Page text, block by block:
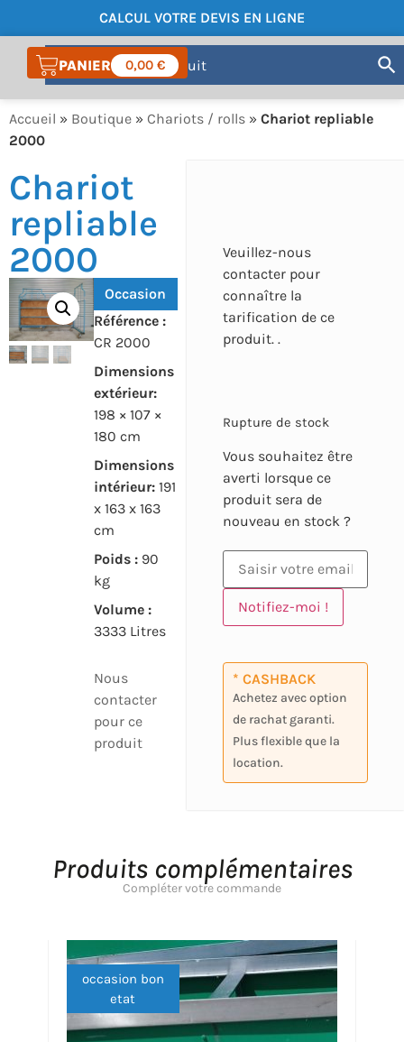
CALCUL VOTRE DEVIS EN LIGNE
COMPTE 0,00 €
Accueil » Boutique » Chariots / rolls » Chariot repliable
2000
Chariot
repliable
2000
Occasion
Référence :
CR 2000
Dimensions
extérieur:
198 × 107 ×
180 cm
Dimensions
intérieur:191
x 163 x 163
cm
Poids :90
kg
Volume :
3333 Litres
Nous
contacter
pour ce
produit
Veuillez-nous
contacter pour
connaître la
tarification de ce
produit. .
Rupture de stock
Vous souhaitez être
averti lorsque ce
produit sera de
nouveau en stock ?
Notifiez-moi !
* CASHBACK
Achetez avec option
de rachat garanti.
Plus flexible que la
location.
Produits complémentaires
Compléter votre commande
occasion bon
etat